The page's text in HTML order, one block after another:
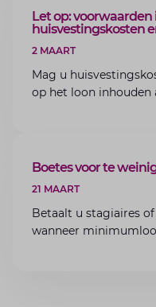
ARTIKEL
Let op:
huisvestingskosten
2 MAART
Mag u
op het loon
ARTIKEL
Boetes voor te
21 MAART
Betaalt u stagiaires
wanneer